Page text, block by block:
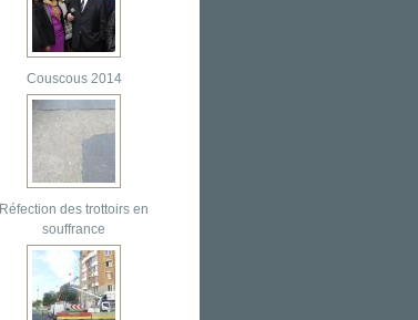
Couscous 2014
Réfection des trottoirs en
souffrance